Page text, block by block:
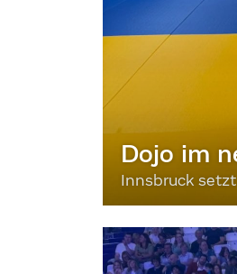
Dojo im
Innsbruck